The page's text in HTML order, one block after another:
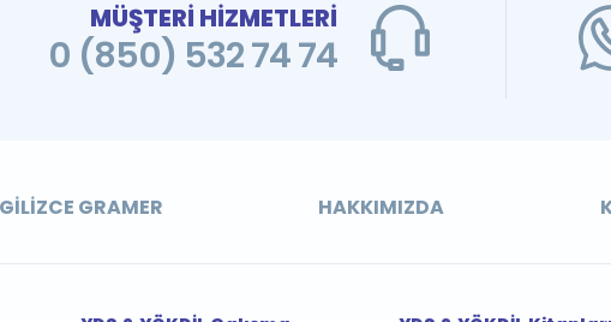
MÜŞTERİ HİZMETLERİ
0 (850) 532 74 74
GRAMER HAKKIMIZDA